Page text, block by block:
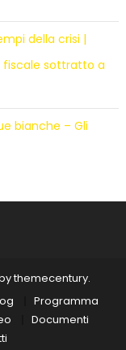
della crisi |
fiscale sottratto a
bianche – Gli
themecentury.
Programma
Documenti